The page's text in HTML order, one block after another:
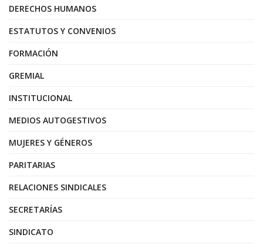
DERECHOS HUMANOS
ESTATUTOS Y CONVENIOS
FORMACIÓN
GREMIAL
INSTITUCIONAL
MEDIOS AUTOGESTIVOS
MUJERES Y GÉNEROS
PARITARIAS
RELACIONES SINDICALES
SECRETARÍAS
SINDICATO